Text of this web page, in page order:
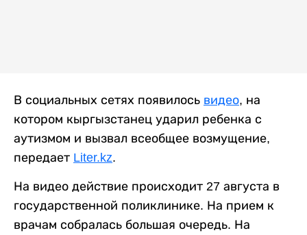
В социальных сетях появилось видео, на
котором кыргызстанец ударил ребенка с
аутизмом и вызвал всеобщее возмущение,
передает Liter.kz.
На видео действие происходит 27 августа в
государственной поликлинике. На прием к
врачам собралась большая очередь. На